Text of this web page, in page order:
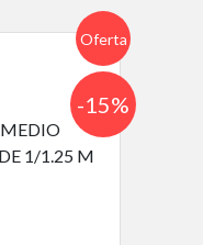
Oferta
-15%